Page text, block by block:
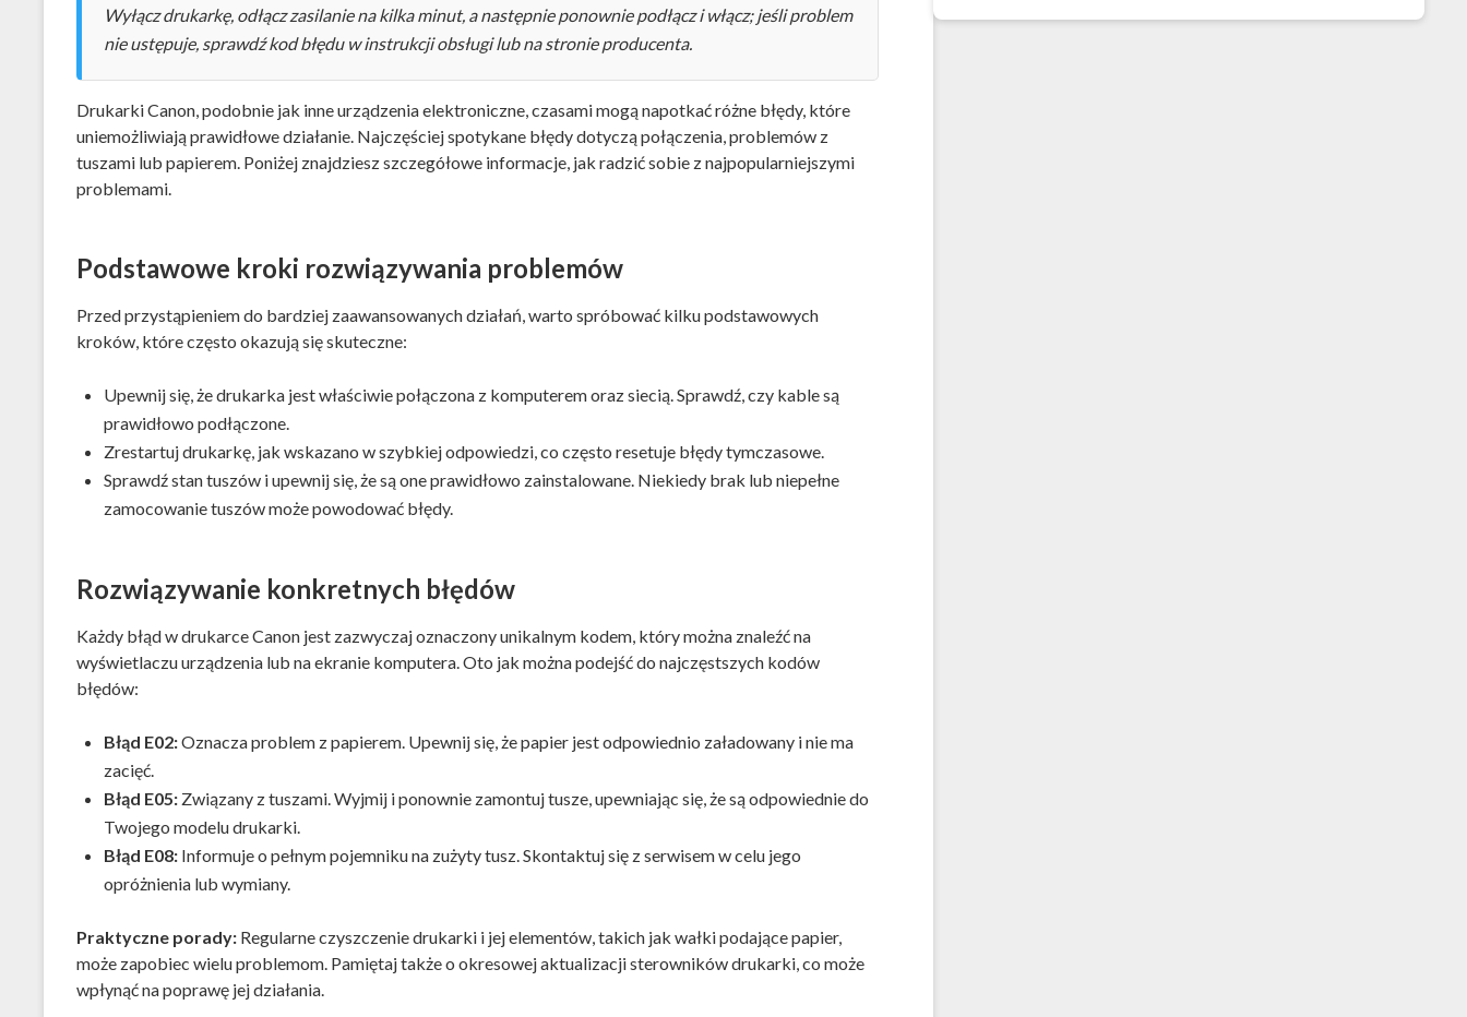
Wyłącz drukarkę, odłącz zasilanie na kilka minut, a następnie ponownie podłącz i włącz; jeśli problem
nie ustępuje, sprawdź kod błędu w instrukcji obsługi lub na stronie producenta.
Drukarki Canon, podobnie jak inne urządzenia elektroniczne, czasami mogą napotkać różne błędy, które
uniemożliwiają prawidłowe działanie. Najczęściej spotykane błędy dotyczą połączenia, problemów z
tuszami lub papierem. Poniżej znajdziesz szczegółowe informacje, jak radzić sobie z najpopularniejszymi
problemami.
Podstawowe kroki rozwiązywania problemów
Przed przystąpieniem do bardziej zaawansowanych działań, warto spróbować kilku podstawowych
kroków, które często okazują się skuteczne:
Upewnij się, że drukarka jest właściwie połączona z komputerem oraz siecią. Sprawdź, czy kable są
prawidłowo podłączone.
Zrestartuj drukarkę, jak wskazano w szybkiej odpowiedzi, co często resetuje błędy tymczasowe.
Sprawdź stan tuszów i upewnij się, że są one prawidłowo zainstalowane. Niekiedy brak lub niepełne
zamocowanie tuszów może powodować błędy.
Rozwiązywanie konkretnych błędów
Każdy błąd w drukarce Canon jest zazwyczaj oznaczony unikalnym kodem, który można znaleźć na
wyświetlaczu urządzenia lub na ekranie komputera. Oto jak można podejść do najczęstszych kodów
błędów:
Błąd E02:Oznacza problem z papierem. Upewnij się, że papier jest odpowiednio załadowany i nie ma
zacięć.
Błąd E05:Związany z tuszami. Wyjmij i ponownie zamontuj tusze, upewniając się, że są odpowiednie do
Twojego modelu drukarki.
Błąd E08:Informuje o pełnym pojemniku na zużyty tusz. Skontaktuj się z serwisem w celu jego
opróżnienia lub wymiany.
Praktyczne porady:Regularne czyszczenie drukarki i jej elementów, takich jak wałki podające papier,
może zapobiec wielu problemom. Pamiętaj także o okresowej aktualizacji sterowników drukarki, co może
wpłynąć na poprawę jej działania.